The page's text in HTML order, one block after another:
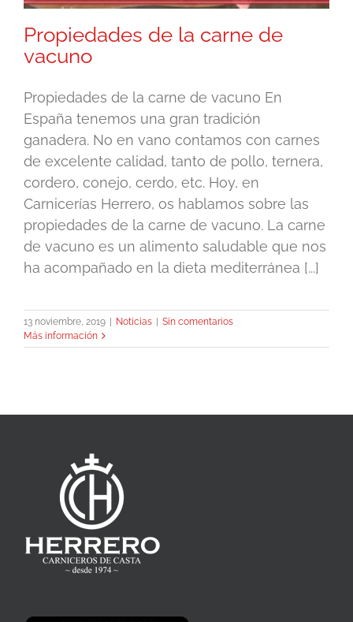
Propiedades de la carne de
vacuno
Propiedades de la carne de vacuno En
España tenemos una gran tradición
ganadera. No en vano contamos con carnes
de excelente calidad, tanto de pollo, ternera,
cordero, conejo, cerdo, etc. Hoy, en
Carnicerías Herrero, os hablamos sobre las
propiedades de la carne de vacuno. La carne
de vacuno es un alimento saludable que nos
ha acompañado en la dieta mediterránea [...]
13 noviembre, 2019 Noticias
Sin comentarios
Más información